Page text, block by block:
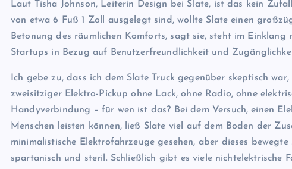
Laut Tisha Johnson, Leiterin Design bei Slate, ist das kein
von etwa 6 Fuß 1 Zoll ausgelegt sind, wollte Slate einen
Betonung des räumlichen Komforts, sagt sie, steht im
Startups in Bezug auf Benutzerfreundlichkeit und
Ich gebe zu, dass ich dem Slate Truck gegenüber skeptisch
zweisitziger Elektro-Pickup ohne Lack, ohne Radio, ohne
Handyverbindung – für wen ist das? Bei dem Versuch, einen
Menschen leisten können, ließ Slate viel auf dem Boden der
minimalistische Elektrofahrzeuge gesehen, aber dieses
spartanisch und steril. Schließlich gibt es viele nichtelektrische